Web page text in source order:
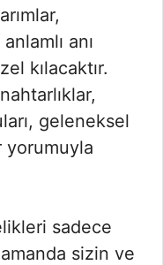
anı
kılacaktır.
geleneksel
yorumuyla
sadece
sizin ve